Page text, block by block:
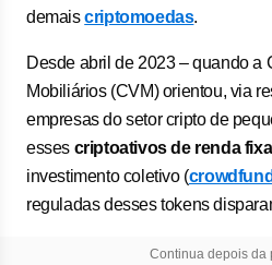
demaiscriptomoedas.
Desde abril de 2023 – quando a
Mobiliários (CVM) orientou, via
empresas do setor cripto de
esses criptoativos de renda fixa
investimento coletivo (
reguladas desses tokens
Continua depois da